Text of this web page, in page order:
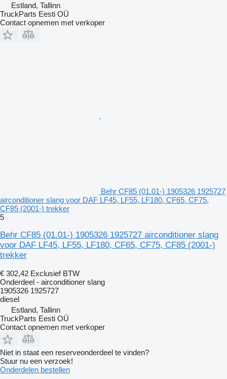
Estland, Tallinn
TruckParts Eesti OÜ
Contact opnemen met verkoper
Behr CF85 (01.01-) 1905326 1925727
airconditioner slang voor DAF LF45, LF55, LF180, CF65, CF75,
CF85 (2001-) trekker
5
Behr CF85 (01.01-) 1905326 1925727 airconditioner slang
voor DAF LF45, LF55, LF180, CF65, CF75, CF85 (2001-)
trekker
€ 302,42 Exclusief BTW
Onderdeel - airconditioner slang
1905326 1925727
diesel
Estland, Tallinn
TruckParts Eesti OÜ
Contact opnemen met verkoper
Niet in staat een reserveonderdeel te vinden?
Stuur nu een verzoek!
Onderdelen bestellen